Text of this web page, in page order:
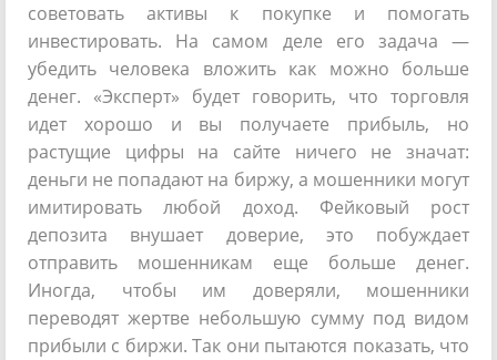
советовать активы к покупке и помогать
инвестировать. На самом деле его задача —
убедить человека вложить как можно больше
денег. «Эксперт» будет говорить, что торговля
идет хорошо и вы получаете прибыль, но
растущие цифры на сайте ничего не значат:
деньги не попадают на биржу, а мошенники могут
имитировать любой доход. Фейковый рост
депозита внушает доверие, это побуждает
отправить мошенникам еще больше денег.
Иногда, чтобы им доверяли, мошенники
переводят жертве небольшую сумму под видом
прибыли с биржи. Так они пытаются показать, что